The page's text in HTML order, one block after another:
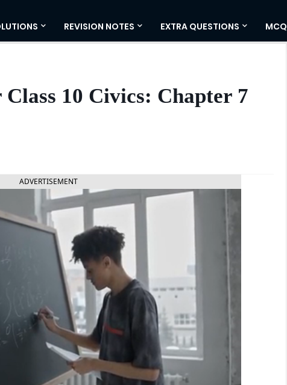
REVISION NOTES EXTRA QUESTIONS MCQ
10 Civics: Chapter 7
ADVERTISEMENT